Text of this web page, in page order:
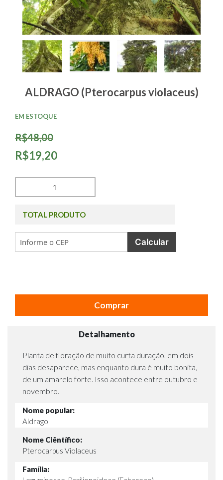
ALDRAGO (Pterocarpus violaceus)
R$48,00
R$19,20
EM ESTOQUE
TOTAL PRODUTO
Calcular
Comprar
Detalhamento
Planta de floração de muito curta duração, em dois
dias desaparece, mas enquanto dura é muito bonita,
de um amarelo forte. Isso acontece entre outubro e
novembro.
Nome popular:
Aldrago
Nome Ciêntífico:
Pterocarpus Violaceus
Família: